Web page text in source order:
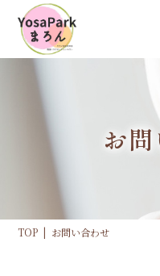
お
TOP お問い合わせ